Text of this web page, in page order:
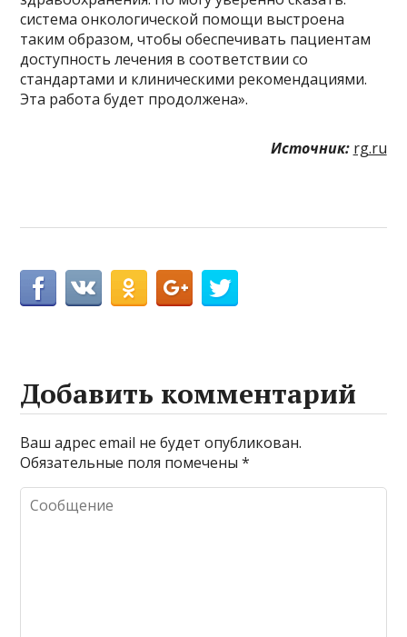
система онкологической помощи выстроена
таким образом, чтобы обеспечивать пациентам
доступность лечения в соответствии со
стандартами и клиническими рекомендациями.
Эта работа будет продолжена».
Источник: rg.ru
Добавить комментарий
Ваш адрес email не будет опубликован.
Обязательные поля помечены*